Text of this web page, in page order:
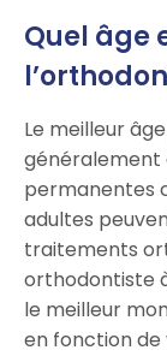
Quel âge
Le meilleur
généralement
permanentes
adultes
traitements
orthodontiste
le meilleur
en fonction de